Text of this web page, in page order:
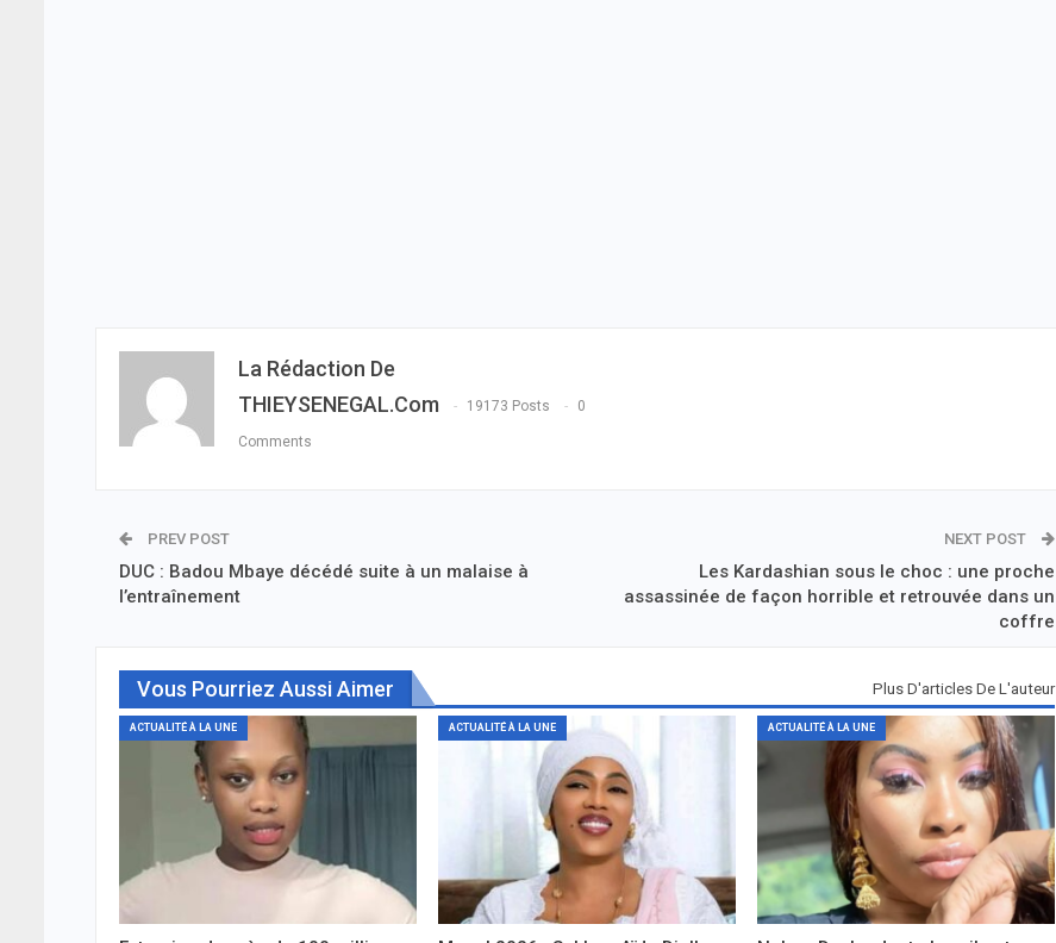
La Rédaction De
THIEYSENEGAL.com
19173 Posts 0
Comments
PREV POST
DUC : Badou Mbaye décédé suite à un malaise à
l’entraînement
NEXT POST
Les Kardashian sous le choc : une proche
assassinée de façon horrible et retrouvée dans un
coffre
Vous Pourriez Aussi Aimer Plus D'articles De L'auteur
ACTUALITÉ À LA UNE ACTUALITÉ À LA UNE ACTUALITÉ À LA UNE